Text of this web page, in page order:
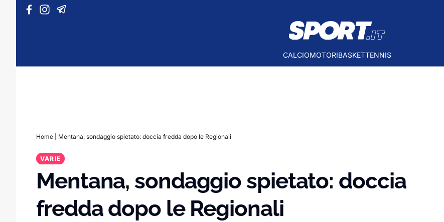
Vai al contenuto
CALCIOMOTORIBASKETTENNIS
Home Mentana, sondaggio spietato: doccia fredda dopo le Regionali
VARIE
Mentana, sondaggio spietato: doccia
fredda dopo le Regionali